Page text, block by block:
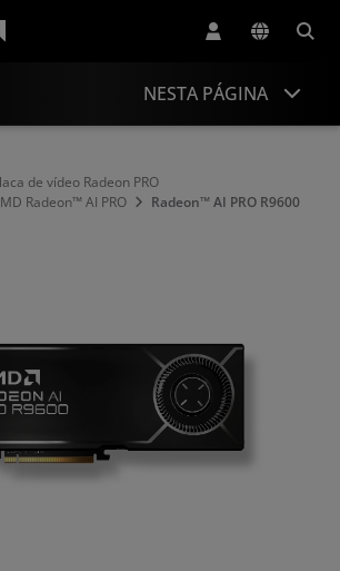
NESTA PÁGINA
Especificações
de vídeo Radeon PRO
Radeon™ AI PRO
Radeon™ AI PRO R9600